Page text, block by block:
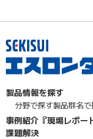
製品情報を探す
分野で探す製品群名
事例紹介『現場レポー
課題解決